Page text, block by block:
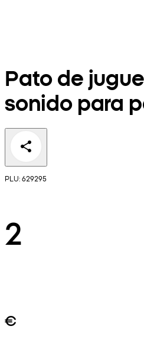
Pato de
sonido para
PLU: 629295
2
€